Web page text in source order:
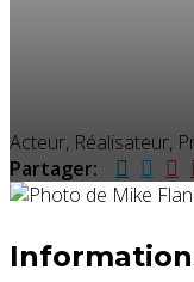
Acteur, Réalisateur,
Partager: